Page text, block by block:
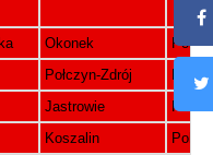
Okonek
Połczyn-Zdrój
Jastrowie
Koszalin